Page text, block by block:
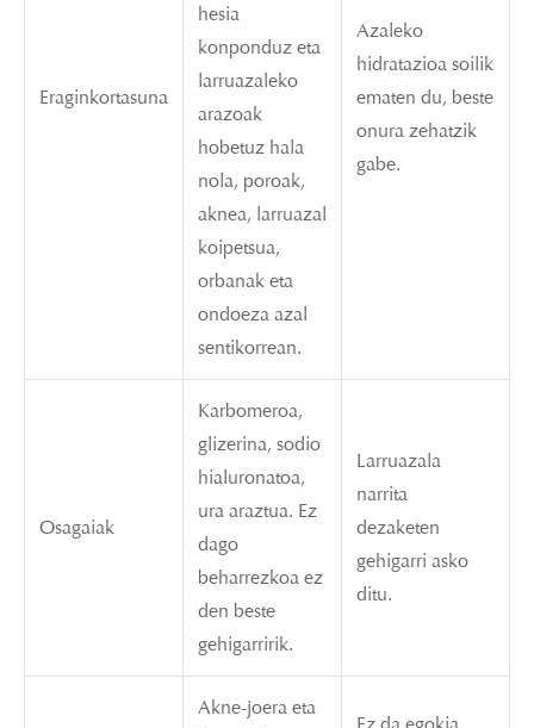
Eraginkortasuna
hesia
konponduz eta
larruazaleko
arazoak
hobetuz hala
nola, poroak,
aknea, larruazal
koipetsua,
orbanak eta
ondoeza azal
sentikorrean.
Azaleko
hidratazioa soilik
ematen du, beste
onura zehatzik
gabe.
Osagaiak
Karbomeroa,
glizerina, sodio
hialuronatoa,
ura araztua. Ez
dago
beharrezkoa ez
den beste
gehigarririk.
Larruazala
narrita
dezaketen
gehigarri asko
ditu.
Akne-joera eta